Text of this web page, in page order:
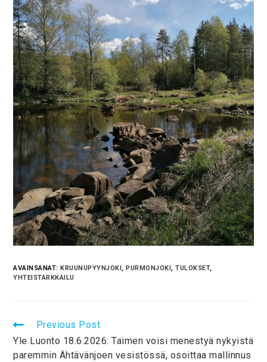
AVAINSANAT: KRUUNUPYYNJOKI, PURMONJOKI, TULOKSET,
YHTEISTARKKAILU
Previous Post
Yle Luonto 18.6.2026: Taimen voisi menestyä nykyistä
paremmin Ähtävänjoen vesistössä, osoittaa mallinnus